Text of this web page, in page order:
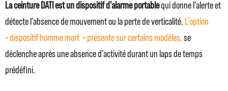
La ceinture DATI est un dispositif d’alarme portablequi donne l’alerte et
détecte l’absence de mouvement ou la perte de verticalité. L’option
« dispositif homme mort » présente sur certains modèles, se
déclenche après une absence d’activité durant un laps de temps
prédéfini.